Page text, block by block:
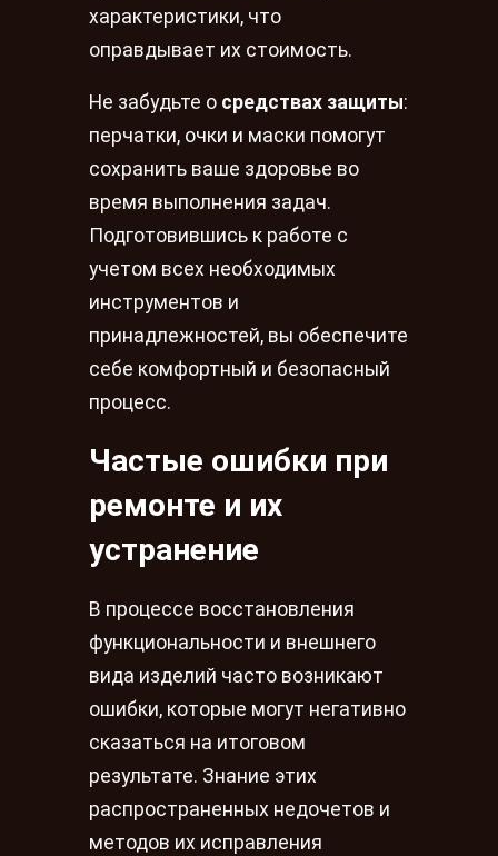
характеристики, что
оправдывает их стоимость.
Не забудьте о средствах защиты:
перчатки, очки и маски помогут
сохранить ваше здоровье во
время выполнения задач.
Подготовившись к работе с
учетом всех необходимых
инструментов и
принадлежностей, вы обеспечите
себе комфортный и безопасный
процесс.
Частые ошибки при
ремонте и их
устранение
В процессе восстановления
функциональности и внешнего
вида изделий часто возникают
ошибки, которые могут негативно
сказаться на итоговом
результате. Знание этих
распространенных недочетов и
методов их исправления